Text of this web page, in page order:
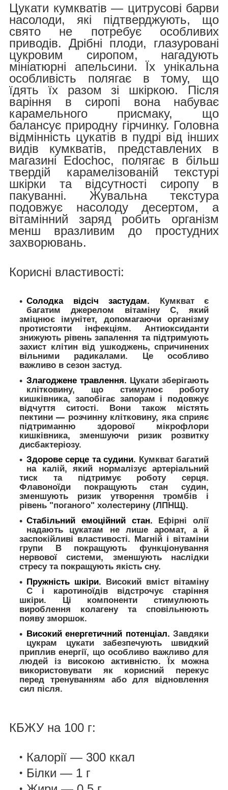
Цукати кумкватів — цитрусові барви
насолоди, які підтверджують, що
свято не потребує особливих
приводів. Дрібні плоди, глазуровані
цукровим сиропом, нагадують
мініатюрні апельсини. Їх унікальна
особливість полягає в тому, що
їдять їх разом зі шкіркою. Після
варіння в сиропі вона набуває
карамельного присмаку, що
балансує природну гірчинку. Головна
відмінність цукатів в пудрі від інших
видів кумкватів, представлених в
магазині Edochoc, полягає в більш
твердій карамелізованій текстурі
шкірки та відсутності сиропу в
пакуванні. Жувальна текстура
подовжує насолоду десертом, а
вітамінний заряд робить організм
менш вразливим до простудних
захворювань.
Корисні властивості:
Солодка відсіч застудам. Кумкват є
багатим джерелом вітаміну C, який
зміцнює імунітет, допомагаючи організму
протистояти інфекціям. Антиоксиданти
знижують рівень запалення та підтримують
захист клітин від ушкоджень, спричинених
вільними радикалами. Це особливо
важливо в сезон застуд.
Злагоджене травлення. Цукати зберігають
клітковину, що стимулює роботу
кишківника, запобігає запорам і подовжує
відчуття ситості. Вони також містять
пектини— розчинну клітковину, яка сприяє
підтриманню здорової мікрофлори
кишківника, зменшуючи ризик розвитку
дисбактеріозу.
Здорове серце та судини. Кумкват багатий
на калій, який нормалізує артеріальний
тиск та підтримує роботу серця.
Флавоноїди покращують стан судин,
зменшують ризик утворення тромбів і
рівень "поганого" холестерину (ЛПНЩ).
Стабільний емоційний стан. Ефірні олії
надають цукатам не лише аромат, а й
заспокійливі властивості. Магній і вітаміни
групи B покращують функціонування
нервової системи, зменшують наслідки
стресу та покращують якість сну.
Пружність шкіри. Високий вміст вітаміну
C і каротиноїдів відстрочує старіння
шкіри. Ці компоненти стимулюють
вироблення колагену та сповільнюють
появу зморшок.
Високий енергетичний потенціал. Завдяки
цукрам цукати забезпечують швидкий
приплив енергії, що особливо важливо для
людей із високою активністю. Їх можна
використовувати як корисний перекус
перед тренуванням або для відновлення
сил після.
КБЖУ на 100 г:
Калорії — 300 ккал
Білки — 1 г